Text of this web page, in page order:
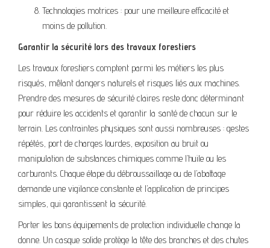
Technologies motrices : pour une meilleure efficacité et
moins de pollution.
Garantir la sécurité lors des travaux forestiers
Les travaux forestiers comptent parmi les métiers les plus
risqués, mêlant dangers naturels et risques liés aux machines.
Prendre des mesures de sécurité claires reste donc déterminant
pour réduire les accidents et garantir la santé de chacun sur le
terrain. Les contraintes physiques sont aussi nombreuses : gestes
répétés, port de charges lourdes, exposition au bruit ou
manipulation de substances chimiques comme l’huile ou les
carburants. Chaque étape du débroussaillage ou de l’abattage
demande une vigilance constante et l’application de principes
simples, qui garantissent la sécurité.
Porter les bons équipements de protection individuelle change la
donne. Un casque solide protège la tête des branches et des chutes